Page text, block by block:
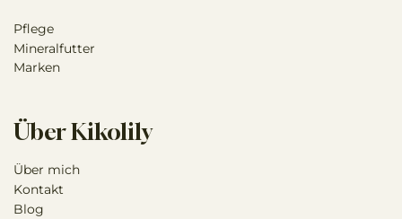
Pflege
Mineralfutter
Marken
Über Kikolily
Über mich
Kontakt
Blog